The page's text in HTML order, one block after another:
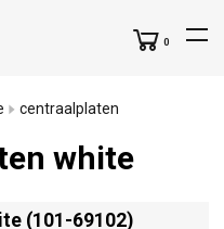
0
centraalplaten
white
(101-69102)